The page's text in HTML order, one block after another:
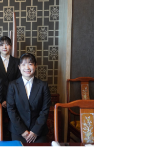
安⼼な電源設備をあな
たのもとへ
動化」
電気・電子制御に加え
てモノを動かす機構設
計